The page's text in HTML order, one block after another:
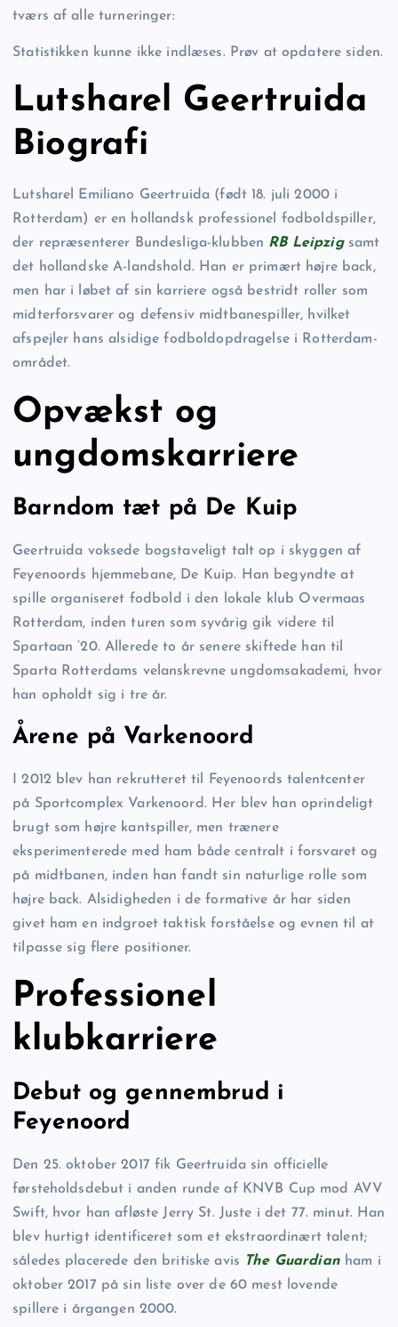
tværs af alle turneringer:
Statistikken kunne ikke indlæses. Prøv at opdatere siden.
Lutsharel Geertruida
Biografi
Lutsharel Emiliano Geertruida (født 18. juli 2000 i
Rotterdam) er en hollandsk professionel fodboldspiller,
der repræsenterer Bundesliga-klubben RB Leipzigsamt
det hollandske A-landshold. Han er primært højre back,
men har i løbet af sin karriere også bestridt roller som
midterforsvarer og defensiv midtbanespiller, hvilket
afspejler hans alsidige fodboldopdragelse i Rotterdam-
området.
Opvækst og
ungdomskarriere
Barndom tæt på De Kuip
Geertruida voksede bogstaveligt talt op i skyggen af
Feyenoords hjemmebane, De Kuip. Han begyndte at
spille organiseret fodbold i den lokale klub Overmaas
Rotterdam, inden turen som syvårig gik videre til
Spartaan ’20. Allerede to år senere skiftede han til
Sparta Rotterdams velanskrevne ungdomsakademi, hvor
han opholdt sig i tre år.
Årene på Varkenoord
I 2012 blev han rekrutteret til Feyenoords talentcenter
på Sportcomplex Varkenoord. Her blev han oprindeligt
brugt som højre kantspiller, men trænere
eksperimenterede med ham både centralt i forsvaret og
på midtbanen, inden han fandt sin naturlige rolle som
højre back. Alsidigheden i de formative år har siden
givet ham en indgroet taktisk forståelse og evnen til at
tilpasse sig flere positioner.
Professionel
klubkarriere
Debut og gennembrud i
Feyenoord
Den 25. oktober 2017 fik Geertruida sin officielle
førsteholdsdebut i anden runde af KNVB Cup mod AVV
Swift, hvor han afløste Jerry St. Juste i det 77. minut. Han
blev hurtigt identificeret som et ekstraordinært talent;
således placerede den britiske avis The Guardianham i
oktober 2017 på sin liste over de 60 mest lovende
spillere i årgangen 2000.